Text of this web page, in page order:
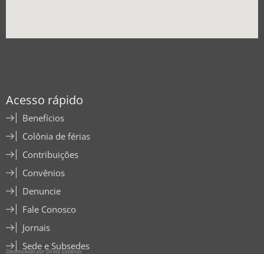
Acesso rápido
Benefícios
Colônia de férias
Contribuições
Convênios
Denuncie
Fale Conosco
Jornais
Sede e Subsedes
Desenvolvido por Direta Sistemas